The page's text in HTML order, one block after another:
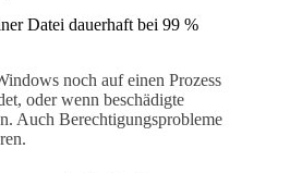
Datei dauerhaft bei 99 %
noch auf einen Prozess
oder wenn beschädigte
Auch Berechtigungsprobleme